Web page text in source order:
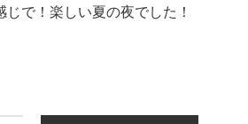
で！楽しい夏の夜でした！